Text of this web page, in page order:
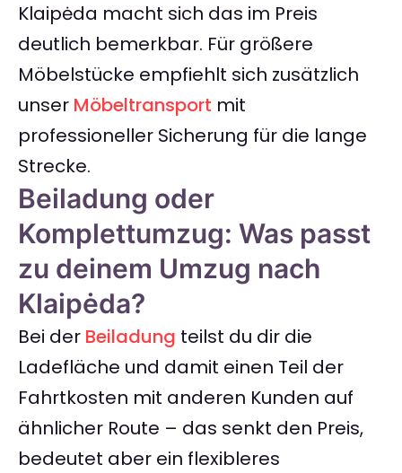
Klaipėda macht sich das im Preis
deutlich bemerkbar. Für größere
Möbelstücke empfiehlt sich zusätzlich
unser Möbeltransport mit
professioneller Sicherung für die lange
Strecke.
Beiladung oder
Komplettumzug: Was passt
zu deinem Umzug nach
Klaipėda?
Bei der Beiladung teilst du dir die
Ladefläche und damit einen Teil der
Fahrtkosten mit anderen Kunden auf
ähnlicher Route – das senkt den Preis,
bedeutet aber ein flexibleres